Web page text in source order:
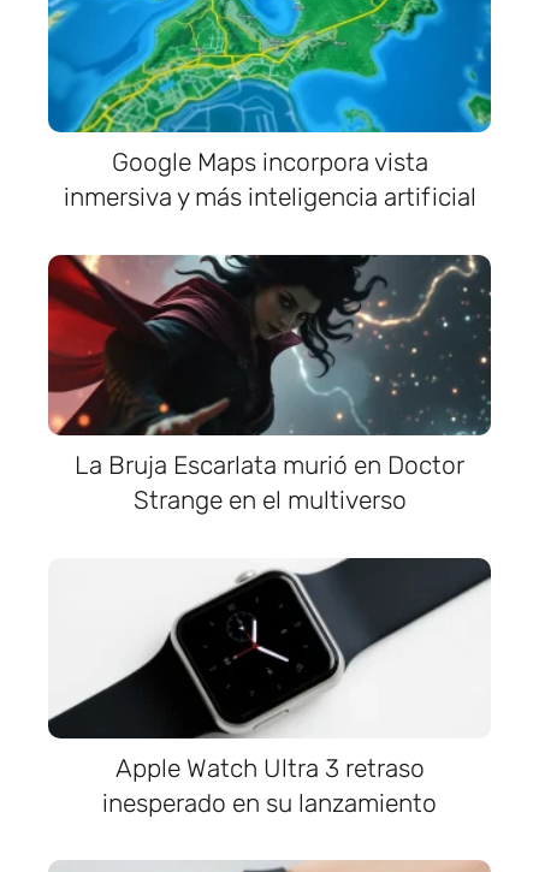
Google Maps incorpora vista
inmersiva y más inteligencia artificial
La Bruja Escarlata murió en Doctor
Strange en el multiverso
Apple Watch Ultra 3 retraso
inesperado en su lanzamiento